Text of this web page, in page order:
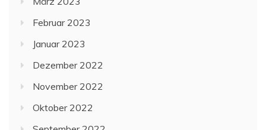
Februar 2023
Januar 2023
Dezember 2022
November 2022
Oktober 2022